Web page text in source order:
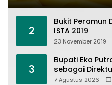
2
Bukit Peramun
ISTA 2019
23 November 2019
3
Bupati Eka
sebagai
Batusangkar,
7 Agustus 2026